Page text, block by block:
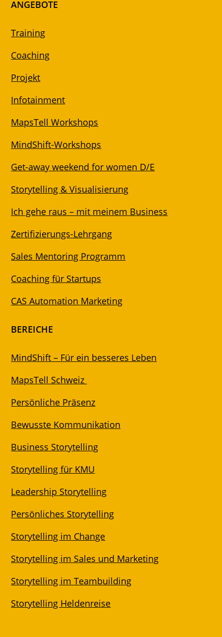
ANGEBOTE
Training
Coaching
Projekt
Infotainment
MapsTell Workshops
MindShift-Workshops
Get-away weekend for women D/E
Storytelling & Visualisierung
Ich gehe raus – mit meinem Business
Zertifizierungs-Lehrgang
Sales Mentoring Programm
Coaching für Startups
CAS Automation Marketing
BEREICHE
MindShift – Für ein besseres Leben
MapsTell Schweiz
Persönliche Präsenz
Bewusste Kommunikation
Business Storytelling
Storytelling für KMU
Leadership Storytelling
Persönliches Storytelling
Storytelling im Change
Storytelling im Sales und Marketing
Storytelling im Teambuilding
Storytelling Heldenreise